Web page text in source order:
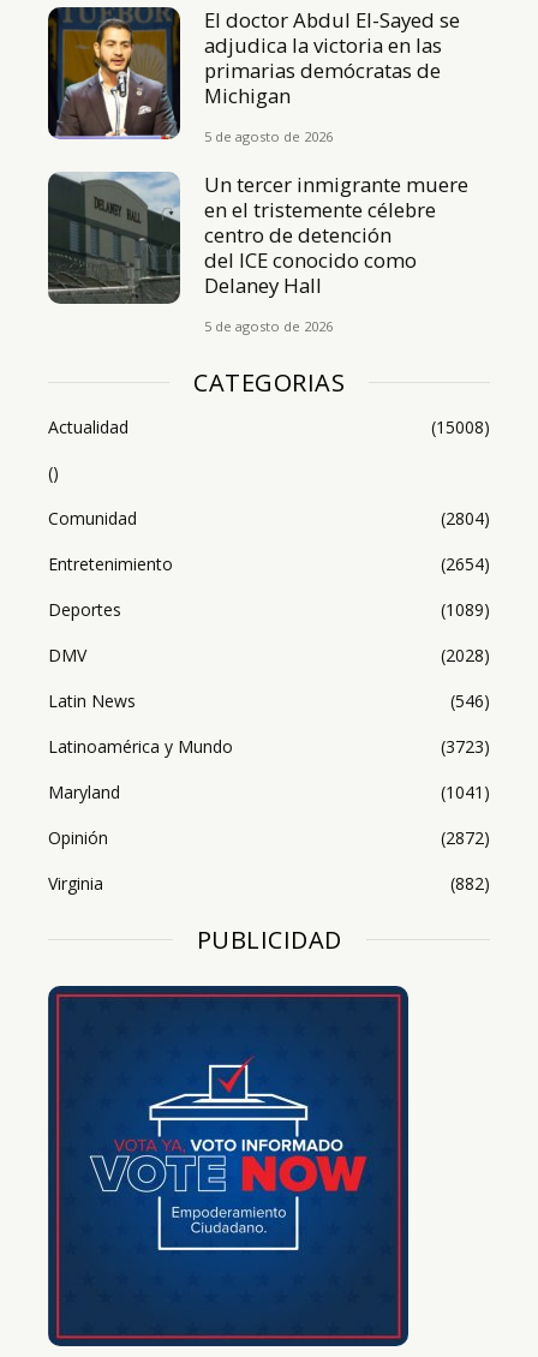
El doctor Abdul El-Sayed se
adjudica la victoria en las
primarias demócratas de
Michigan
5 de agosto de 2026
Un tercer inmigrante muere
en el tristemente célebre
centro de detención
del ICE conocido como
Delaney Hall
5 de agosto de 2026
CATEGORIAS
Actualidad
(15008)
()
Comunidad
(2804)
Entretenimiento
(2654)
Deportes
(1089)
DMV
(2028)
Latin News
(546)
Latinoamérica y Mundo
(3723)
Maryland
(1041)
Opinión
(2872)
Virginia
(882)
PUBLICIDAD